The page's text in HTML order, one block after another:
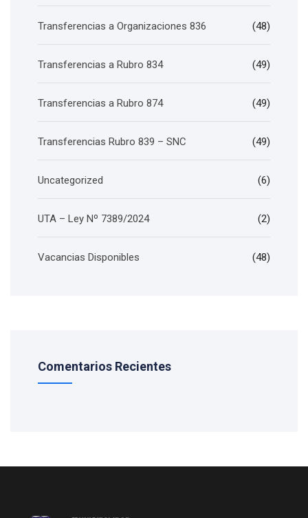
Transferencias a Organizaciones 836 (48)
Transferencias a Rubro 834 (49)
Transferencias a Rubro 874 (49)
Transferencias Rubro 839 – SNC (49)
Uncategorized (6)
UTA – Ley Nº 7389/2024 (2)
Vacancias Disponibles (48)
Comentarios Recientes